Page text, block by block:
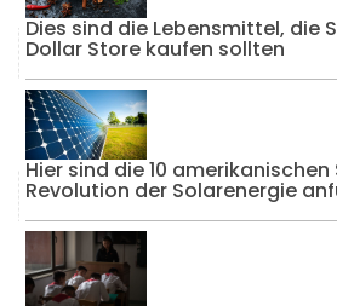
Dies sind die Lebensmittel, die
Dollar Store kaufen sollten
Hier sind die 10
Revolution der Solarenergie